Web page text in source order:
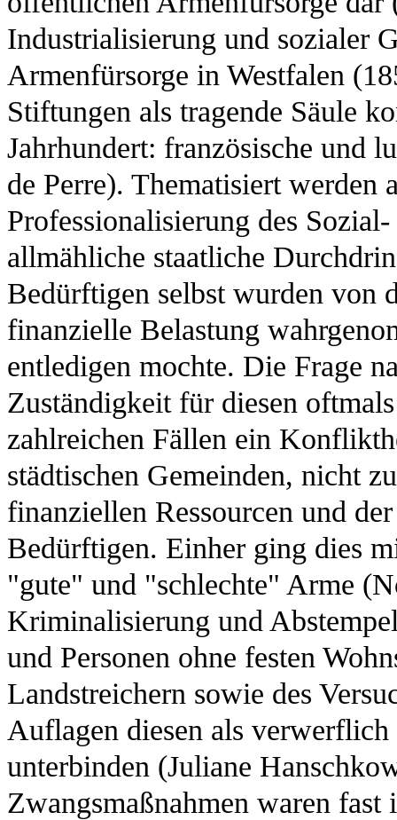
Industrialisierung und sozialer
Armenfürsorge in Westfalen
Stiftungen als tragende Säule
Jahrhundert: französische und
de Perre). Thematisiert werden
Professionalisierung des
allmähliche staatliche
Bedürftigen selbst wurden von
finanzielle Belastung
entledigen mochte. Die Frage
Zuständigkeit für diesen
zahlreichen Fällen ein
städtischen Gemeinden, nicht
finanziellen Ressourcen und
Bedürftigen. Einher ging dies
"gute" und "schlechte" Arme
Kriminalisierung und
und Personen ohne festen
Landstreichern sowie des
Auflagen diesen als
unterbinden (Juliane
Zwangsmaßnahmen waren